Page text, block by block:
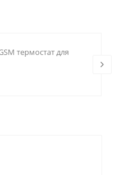
термостат для